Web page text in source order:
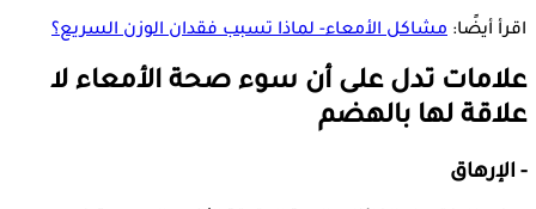
اقرأ أيضًا: مشاكل الأمعاء- لماذا تسبب فقدان الوزن السريع؟
علامات تدل على أن سوء صحة الأمعاء لا
علاقة لها بالهضم
- الإرهاق